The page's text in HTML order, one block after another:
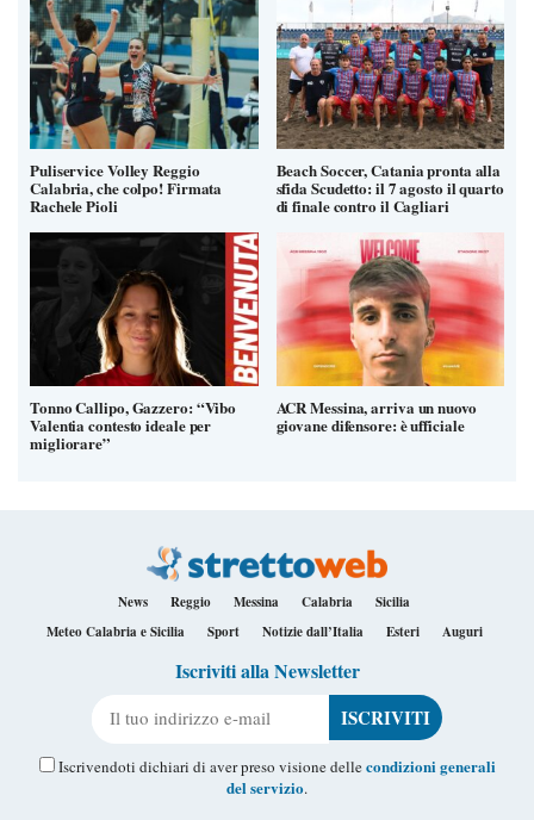
Puliservice Volley Reggio
Calabria, che colpo! Firmata
Rachele Pioli
Beach Soccer, Catania pronta alla
sfida Scudetto: il 7 agosto il quarto
di finale contro il Cagliari
Tonno Callipo, Gazzero: “Vibo
Valentia contesto ideale per
migliorare”
ACR Messina, arriva un nuovo
giovane difensore: è ufficiale
News Reggio Messina Calabria
Sicilia
Meteo Calabria e Sicilia
Sport Notizie dall’Italia Esteri Auguri
Iscriviti alla Newsletter
Iscrivendoti dichiari di aver preso visione dellecondizioni generali
del servizio.